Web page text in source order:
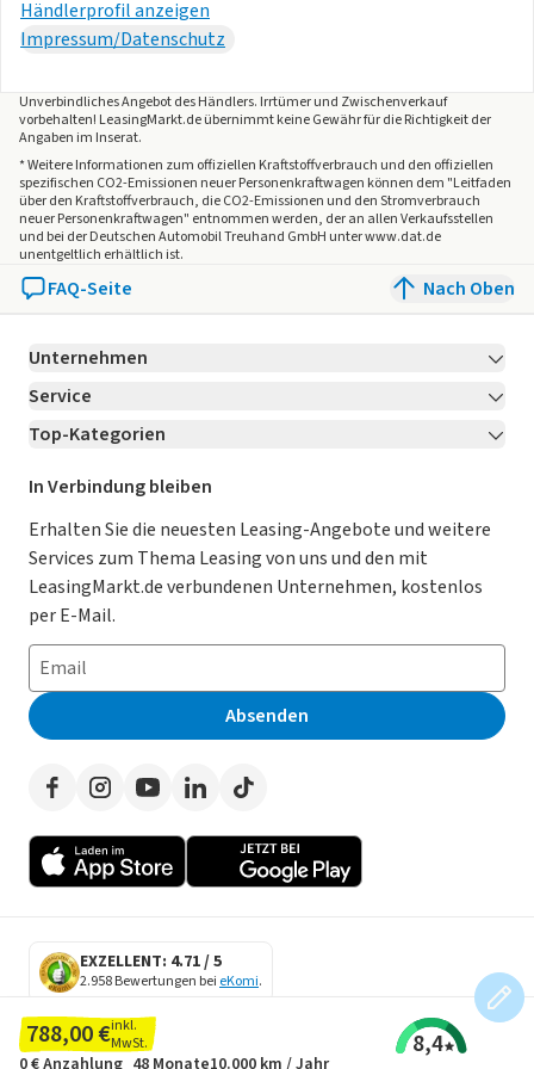
788,00 €inkl.
MwSt.
8,4
0 €Anzahlung 48 Monate10.000 km / Jahr
WLTP-Werte. Zwischenverkauf und Irrtümer für dieses
Angebot sind ausdrücklich vorbehalten. Ausschlaggebend
Auftragsbestätigung oder im Kaufvertrag. Den genauen
Ausstattungsumfang, die genauen Kilometer und den
Verkaufspreis erhalten Sie von unserem Verkaufspersonal.
Bitte kontaktieren Sie uns.
Händlerprofil anzeigen
Impressum/Datenschutz
Unverbindliches Angebot desHändlers. Irrtümer und Zwischenverkauf
vorbehalten! LeasingMarkt.de übernimmt keine Gewähr für die Richtigkeit der
Angaben im Inserat.
* Weitere Informationen zum offiziellen Kraftstoffverbrauch und den offiziellen
spezifischen CO2-Emissionen neuer Personenkraftwagen können dem "Leitfaden
über den Kraftstoffverbrauch, die CO2-Emissionen und den Stromverbrauch
neuer Personenkraftwagen" entnommen werden, der an allen Verkaufsstellen
und bei der Deutschen Automobil Treuhand GmbH unter www.dat.de
unentgeltlich erhältlich ist.
FAQ-Seite Nach Oben
Unternehmen
Über LeasingMarkt.de
Karriere Jetzt bewerben!
Für Händler
Kooperation mit AutoScout24
AGB
Datenschutz
Impressum
Erklärung zur Barrierefreiheit
Presse
Service
Kontakt
Ratgeber
Magazin
Datenschutz-Einstellungen
So funktioniert’s
Häufig gestellte Fragen
Leasing-Lexikon
Auto-Tests
Werben auf LeasingMarkt.de
Top-Kategorien
Leasing Deals
Gebrauchtwagen Leasing
Leasing ohne Anzahlung
E-Auto Leasing
Privatleasing
Leasing-Vergleiche
Herstellerverzeichnis
Händlerverzeichnis
In Verbindung bleiben
Erhalten Sie die neuesten Leasing-Angebote und weitere
Services zum Thema Leasing von uns und den mit
LeasingMarkt.de verbundenen Unternehmen, kostenlos
per E-Mail.
Absenden
EXZELLENT: 4.71 / 5
2.958 Bewertungen bei eKomi.
SECURE DATA
SSL Encryption